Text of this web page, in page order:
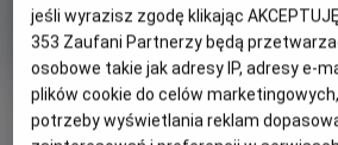
OBSERWUJ
tytuł
Od 15 lat
Czas
trwania
172 min
Kraj
i
rok
produkcji
Wielka
OCENA HELIOS
8.5
jeśli wyrazisz zgodę klikając
353 Zaufani Partnerzy będą
osobowe takie jak adresy IP, adresy e-
plików cookie do celów
potrzeby wyświetlania reklam